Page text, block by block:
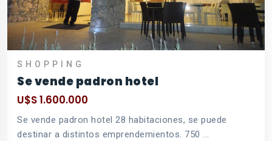
SHOPPING
Se vende padron hotel
U$S 1.600.000
Se vende padron hotel 28 habitaciones, se puede
destinar a distintos emprendemientos. 750 ...